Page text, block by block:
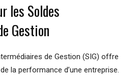
les Soldes
Gestion
de Gestion (SIG) offre
la performance d’une entreprise.